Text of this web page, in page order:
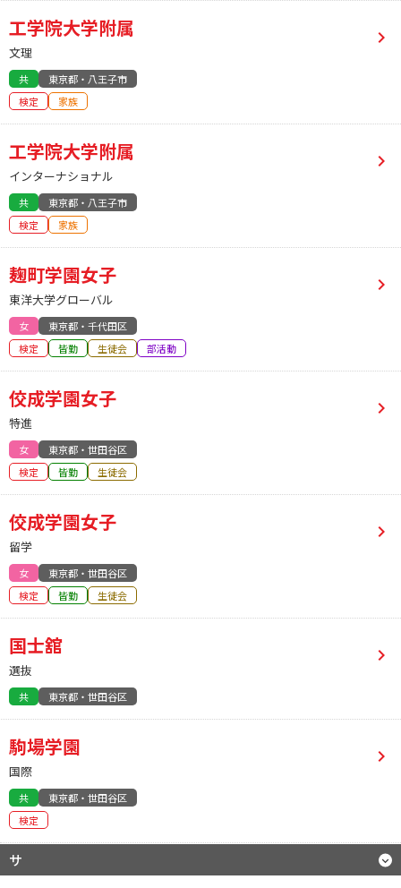
工学院大学附属
文理
共
東京都・八王子市
検定
家族
工学院大学附属
インターナショナル
共
東京都・八王子市
検定
家族
麹町学園女子
東洋大学グローバル
女
東京都・千代田区
検定
皆勤 生徒会 部活動
佼成学園女子
特進
女
東京都・世田谷区
検定
皆勤 生徒会
佼成学園女子
留学
女
東京都・世田谷区
検定
皆勤 生徒会
国士舘
選抜
共 東京都・世田谷区
駒場学園
国際
共
東京都・世田谷区
検定
サ